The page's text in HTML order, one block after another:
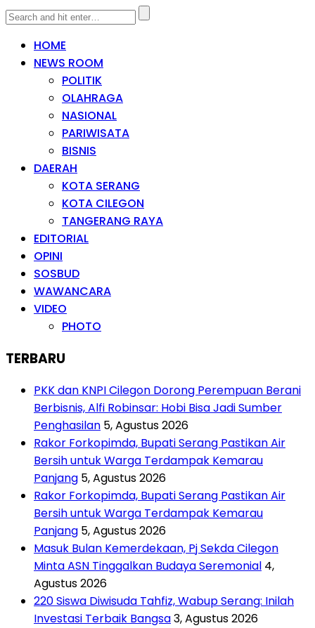
HOME
NEWS ROOM
POLITIK
OLAHRAGA
NASIONAL
PARIWISATA
BISNIS
DAERAH
KOTA SERANG
KOTA CILEGON
TANGERANG RAYA
EDITORIAL
OPINI
SOSBUD
WAWANCARA
VIDEO
PHOTO
TERBARU
PKK dan KNPI Cilegon Dorong Perempuan Berani
Berbisnis, Alfi Robinsar: Hobi Bisa Jadi Sumber
Penghasilan 5, Agustus 2026
Rakor Forkopimda, Bupati Serang Pastikan Air
Bersih untuk Warga Terdampak Kemarau
Panjang 5, Agustus 2026
Rakor Forkopimda, Bupati Serang Pastikan Air
Bersih untuk Warga Terdampak Kemarau
Panjang 5, Agustus 2026
Masuk Bulan Kemerdekaan, Pj Sekda Cilegon
Minta ASN Tinggalkan Budaya Seremonial 4,
Agustus 2026
220 Siswa Diwisuda Tahfiz, Wabup Serang: Inilah
Investasi Terbaik Bangsa3, Agustus 2026